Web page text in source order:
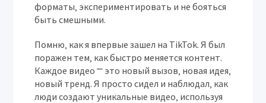
форматы‚ экспериментировать и не бояться
быть смешными.
Помню‚ как я впервые зашел на TikTok. Я был
поражен тем‚ как быстро меняется контент.
Каждое видео ⎻ это новый вызов‚ новая идея‚
новый тренд. Я просто сидел и наблюдал‚ как
люди создают уникальные видео‚ используя